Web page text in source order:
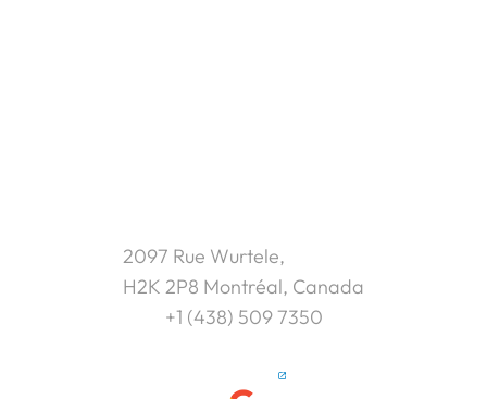
2097 Rue Wurtele,
H2K 2P8 Montréal, Canada
+1 (438) 509 7350